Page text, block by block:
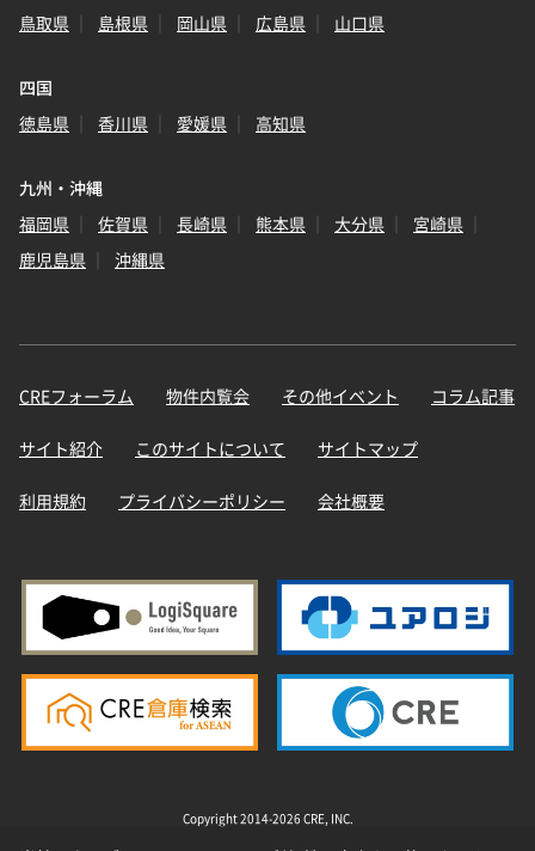
鳥取県
島根県 岡山県 広島県 山口県
四国
徳島県
香川県 愛媛県 高知県
九州・沖縄
福岡県
佐賀県 長崎県 熊本県 大分県
宮崎県
鹿児島県
沖縄県
CREフォーラム 物件内覧会 その他イベント コラム記事
サイト紹介 このサイトについて サイトマップ
利用規約 プライバシーポリシー 会社概要
Copyright 2014-2026 CRE, INC.